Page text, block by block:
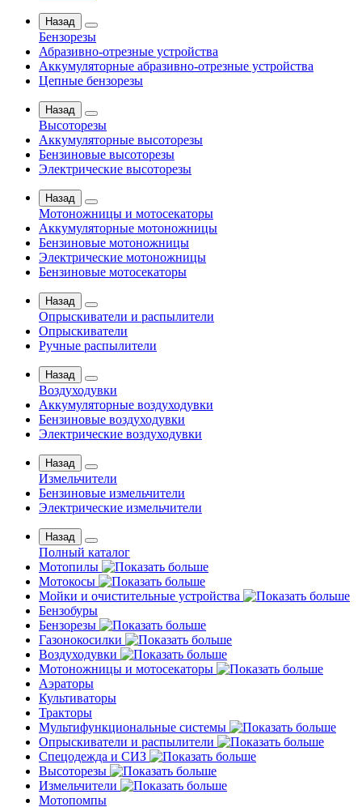
Назад
Бензорезы
Абразивно-отрезные устройства
Аккумуляторные абразивно-отрезные устройства
Цепные бензорезы
Назад
Высоторезы
Аккумуляторные высоторезы
Бензиновые высоторезы
Электрические высоторезы
Назад
Мотоножницы и мотосекаторы
Аккумуляторные мотоножницы
Бензиновые мотоножницы
Электрические мотоножницы
Бензиновые мотосекаторы
Назад
Опрыскиватели и распылители
Опрыскиватели
Ручные распылители
Назад
Воздуходувки
Аккумуляторные воздуходувки
Бензиновые воздуходувки
Электрические воздуходувки
Назад
Измельчители
Бензиновые измельчители
Электрические измельчители
Назад
Полный каталог
Мотопилы
Мотокосы
Мойки и очистительные устройства
Бензобуры
Бензорезы
Газонокосилки
Воздуходувки
Мотоножницы и мотосекаторы
Аэраторы
Культиваторы
Тракторы
Мультифункциональные системы
Опрыскиватели и распылители
Спецодежда и СИЗ
Высоторезы
Измельчители
Мотопомпы